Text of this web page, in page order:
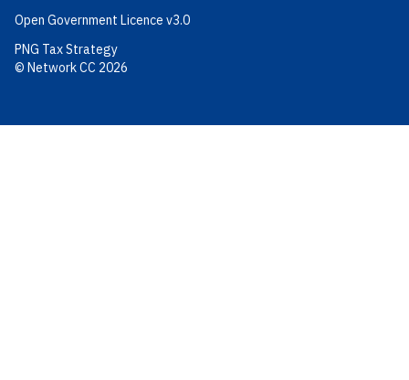
Open Government Licence v3.0
PNG Tax Strategy
© Network CC 2026